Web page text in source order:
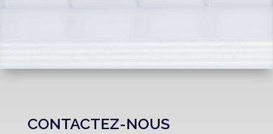
CONTACTEZ-NOUS